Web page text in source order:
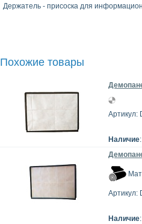
Держатель - присоска для
Похожие товары
Артикул:
Наличие
Артикул:
Наличие